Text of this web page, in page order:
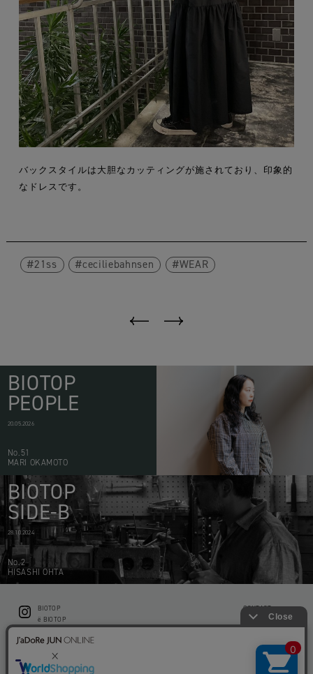
バックスタイルは大胆なカッティングが施されており、印象的
なドレスです。
21ss ceciliebahnsen WEAR
BIOTOP
PEOPLE
20.05.2026
No.51
MARI OKAMOTO
BIOTOP
SIDE-B
28.10.2024
No.2
HISASHI OHTA
BIOTOP
ë BIOTOP
KEEP GREEN BIOTOP
RAMUSIO BIOTOP FUKUOKA
bw BIOTOP
CONTACT
PRIVACY POLICY
STORE INFO